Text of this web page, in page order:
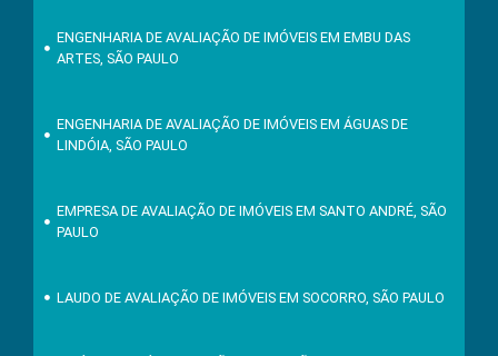
ENGENHARIA DE AVALIAÇÃO DE IMÓVEIS EM EMBU DAS
ARTES, SÃO PAULO
ENGENHARIA DE AVALIAÇÃO DE IMÓVEIS EM ÁGUAS DE
LINDÓIA, SÃO PAULO
EMPRESA DE AVALIAÇÃO DE IMÓVEIS EM SANTO ANDRÉ, SÃO
PAULO
LAUDO DE AVALIAÇÃO DE IMÓVEIS EM SOCORRO, SÃO PAULO